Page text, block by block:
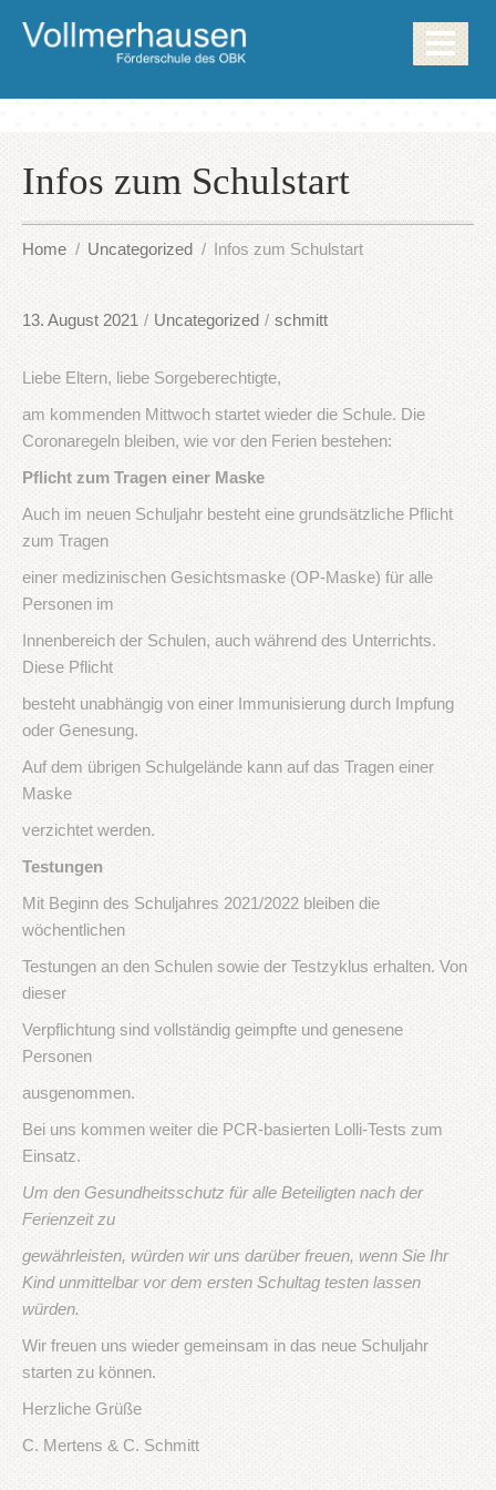
Infos zum Schulstart
Home Uncategorized Infos zum Schulstart
13. August 2021 / Uncategorized / schmitt
Liebe Eltern, liebe Sorgeberechtigte,
am kommenden Mittwoch startet wieder die Schule. Die
Coronaregeln bleiben, wie vor den Ferien bestehen:
Pflicht zum Tragen einer Maske
Auch im neuen Schuljahr besteht eine grundsätzliche Pflicht
zum Tragen
einer medizinischen Gesichtsmaske (OP-Maske) für alle
Personen im
Innenbereich der Schulen, auch während des Unterrichts.
Diese Pflicht
besteht unabhängig von einer Immunisierung durch Impfung
oder Genesung.
Auf dem übrigen Schulgelände kann auf das Tragen einer
Maske
verzichtet werden.
Testungen
Mit Beginn des Schuljahres 2021/2022 bleiben die
wöchentlichen
Testungen an den Schulen sowie der Testzyklus erhalten. Von
dieser
Verpflichtung sind vollständig geimpfte und genesene
Personen
ausgenommen.
Bei uns kommen weiter die PCR-basierten Lolli-Tests zum
Einsatz.
Um den Gesundheitsschutz für alle Beteiligten nach der
Ferienzeit zu
gewährleisten, würden wir uns darüber freuen, wenn Sie Ihr
Kind unmittelbar vor dem ersten Schultag testen lassen
würden.
Wir freuen uns wieder gemeinsam in das neue Schuljahr
starten zu können.
Herzliche Grüße
C. Mertens & C. Schmitt